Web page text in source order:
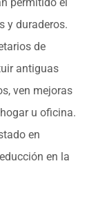
y duraderos.
de
antiguas
ven mejoras
u oficina.
en
en la